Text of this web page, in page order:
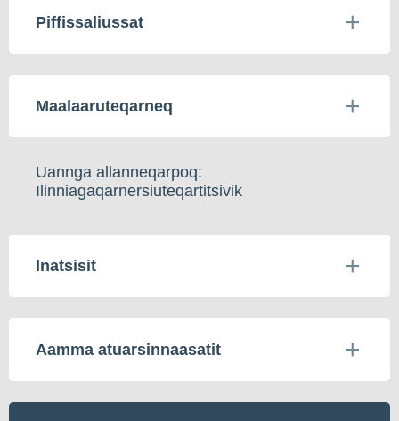
Piffissaliussat
Maalaaruteqarneq
Uannga allanneqarpoq:
Ilinniagaqarnersiuteqartitsivik
Inatsisit
Aamma atuarsinnaasatit